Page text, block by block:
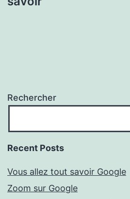
Rechercher
Recent Posts
Vous allez tout savoir Google
Zoom sur Google